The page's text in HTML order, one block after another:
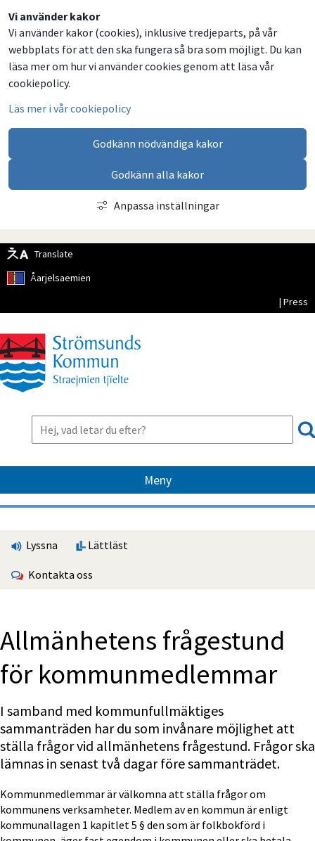
Vi använder kakor
Vi använder kakor (cookies), inklusive tredjeparts, på vår
webbplats för att den ska fungera så bra som möjligt. Du kan
läsa mer om hur vi använder cookies genom att läsa vår
cookiepolicy.
Läs mer i vår cookiepolicy
Godkänn nödvändiga kakor
Godkänn alla kakor
Anpassa inställningar
Translate
Åarjelsaemien
| Press
Meny
Lyssna Lättläst
Kontakta oss
Allmänhetens frågestund
för kommunmedlemmar
I samband med kommunfullmäktiges
sammanträden har du som invånare möjlighet att
ställa frågor vid allmänhetens frågestund. Frågor ska
lämnas in senast två dagar före sammanträdet.
Kommunmedlemmar är välkomna att ställa frågor om
kommunens verksamheter. Medlem av en kommun är enligt
kommunallagen 1 kapitlet 5 § den som är folkbokförd i
Dela
på
Facebook
Dela
på
Twitter
Dela
på
LinkedIn
Dela
via
email